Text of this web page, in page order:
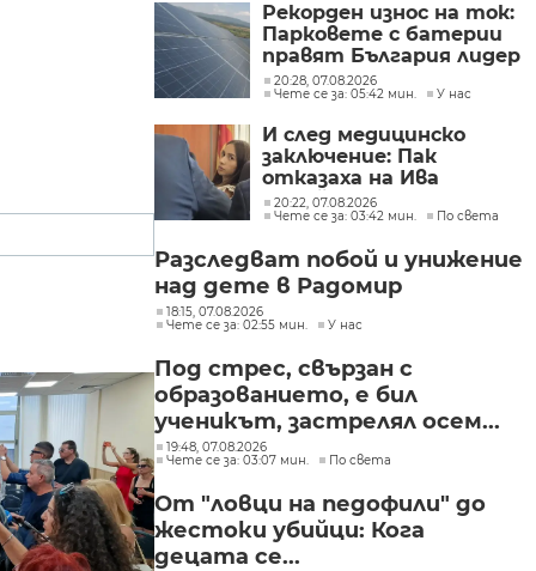
Рекорден износ на ток:
Парковете с батерии
правят България лидер
на пазара
20:28, 07.08.2026
Чете се за: 05:42 мин.
У нас
И след медицинско
заключение: Пак
отказаха на Ива
Михайлова да се лекува
в България
20:22, 07.08.2026
Чете се за: 03:42 мин.
По света
Разследват побой и унижение
над дете в Радомир
18:15, 07.08.2026
Чете се за: 02:55 мин.
У нас
Под стрес, свързан с
образованието, е бил
ученикът, застрелял осем...
19:48, 07.08.2026
Чете се за: 03:07 мин.
По света
От "ловци на педофили" до
жестоки убийци: Кога
децата се...